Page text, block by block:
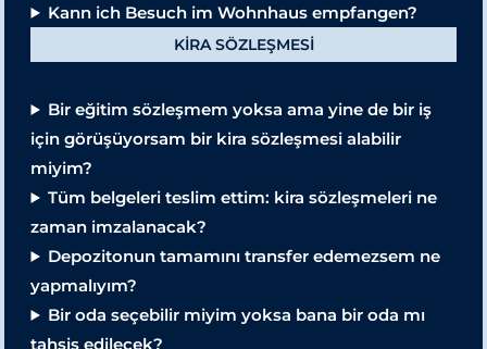
Kann ich Besuch im Wohnhaus empfangen?
KIRA SÖZLEŞMESI
Bir eğitim sözleşmem yoksa ama yine de bir iş
için görüşüyorsam bir kira sözleşmesi alabilir
miyim?
Tüm belgeleri teslim ettim: kira sözleşmeleri ne
zaman imzalanacak?
Depozitonun tamamını transfer edemezsem ne
yapmalıyım?
Bir oda seçebilir miyim yoksa bana bir oda mı
tahsis edilecek?